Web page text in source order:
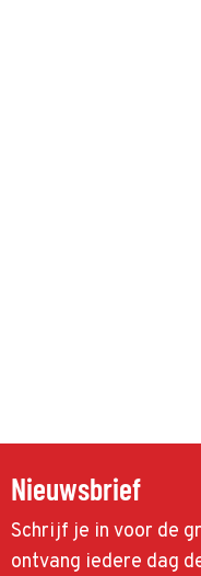
Nieuwsbrief
Schrijf je in voor de
ontvang iedere dag